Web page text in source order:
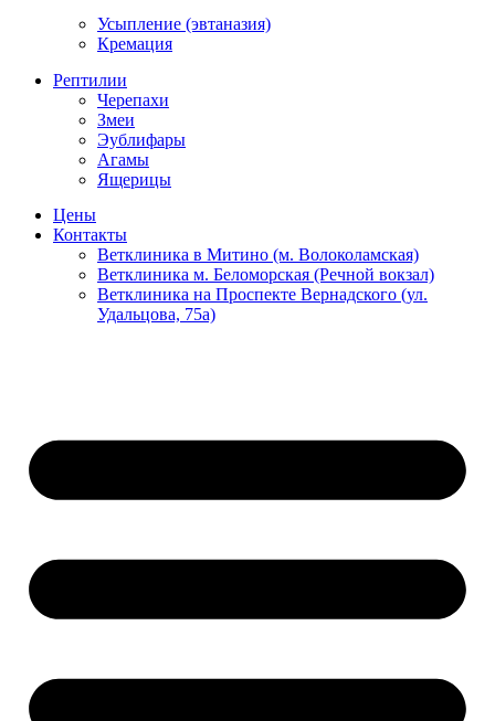
Усыпление (эвтаназия)
Кремация
Рептилии
Черепахи
Змеи
Эублифары
Агамы
Ящерицы
Цены
Контакты
Ветклиника в Митино (м. Волоколамская)
Ветклиника м. Беломорская (Речной вокзал)
Ветклиника на Проспекте Вернадского (ул.
Удальцова, 75а)